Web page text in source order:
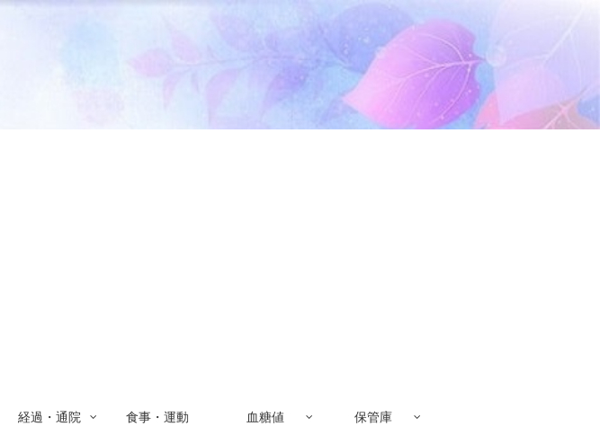
経過・通院 食事・運動 血糖値 保管庫